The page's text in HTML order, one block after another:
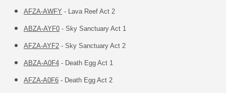
AFZA-AWFY - Lava Reef Act 2
ABZA-AYF0- Sky Sanctuary Act 1
AFZA-AYF2- Sky Sanctuary Act 2
ABZA-A0F4- Death Egg Act 1
AFZA-A0F6- Death Egg Act 2